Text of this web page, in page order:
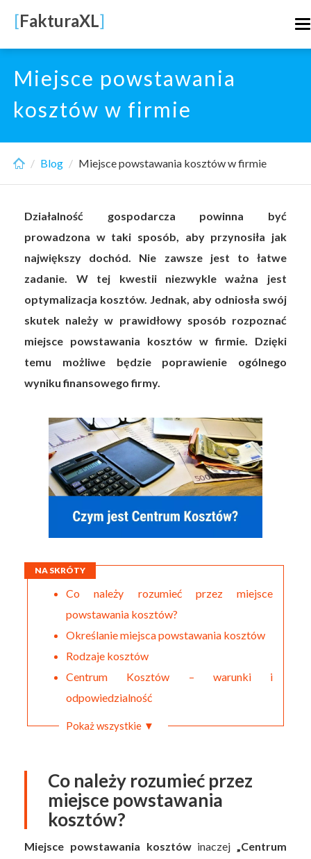
main
content
[FakturaXL]
Miejsce powstawania
kosztów w firmie
Blog Miejsce powstawania kosztów w firmie
Działalność gospodarcza powinna być
prowadzona w taki sposób, aby przynosiła jak
największy dochód. Nie zawsze jest to łatwe
zadanie. W tej kwestii niezwykle ważna jest
optymalizacja kosztów. Jednak, aby odniosła swój
skutek należy w prawidłowy sposób rozpoznać
miejsce powstawania kosztów w firmie. Dzięki
temu możliwe będzie poprawienie ogólnego
wyniku finansowego firmy.
NA SKRÓTY
Co należy rozumieć przez miejsce
powstawania kosztów?
Określanie miejsca powstawania kosztów
Rodzaje kosztów
Centrum Kosztów – warunki i
odpowiedzialność
Pokaż wszystkie ▼
Co należy rozumieć przez
miejsce powstawania
kosztów?
Miejsce powstawania kosztówinaczej
„Centrum